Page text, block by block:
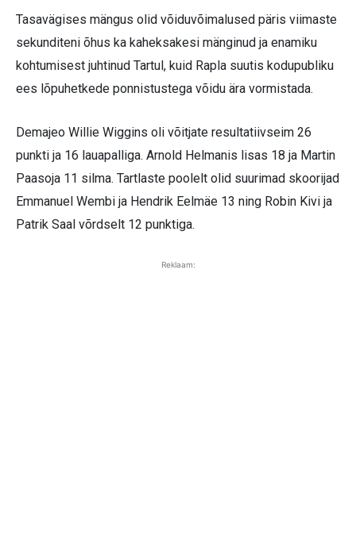
Tasavägises mängus olid võiduvõimalused päris viimaste
sekunditeni õhus ka kaheksakesi mänginud ja enamiku
kohtumisest juhtinud Tartul, kuid Rapla suutis kodupubliku
ees lõpuhetkede ponnistustega võidu ära vormistada.
Demajeo Willie Wiggins oli võitjate resultatiivseim 26
punkti ja 16 lauapalliga. Arnold Helmanis lisas 18 ja Martin
Paasoja 11 silma. Tartlaste poolelt olid suurimad skoorijad
Emmanuel Wembi ja Hendrik Eelmäe 13 ning Robin Kivi ja
Patrik Saal võrdselt 12 punktiga.
Reklaam: